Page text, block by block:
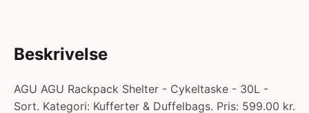
Beskrivelse
AGU AGU Rackpack Shelter - Cykeltaske - 30L -
Sort. Kategori: Kufferter & Duffelbags. Pris: 599.00 kr.